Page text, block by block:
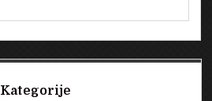
Kategorije